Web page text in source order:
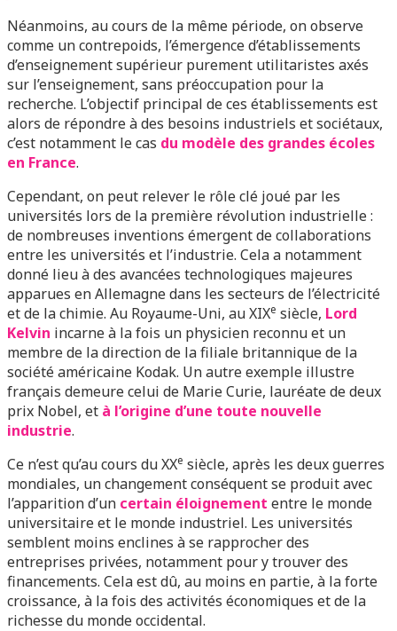
Néanmoins, au cours de la même période, on observe
comme un contrepoids, l’émergence d’établissements
d’enseignement supérieur purement utilitaristes axés
sur l’enseignement, sans préoccupation pour la
recherche. L’objectif principal de ces établissements est
alors de répondre à des besoins industriels et sociétaux,
c’est notamment le cas du modèle des grandes écoles
en France.
Cependant, on peut relever le rôle clé joué par les
universités lors de la première révolution industrielle :
de nombreuses inventions émergent de collaborations
entre les universités et l’industrie. Cela a notamment
donné lieu à des avancées technologiques majeures
apparues en Allemagne dans les secteurs de l’électricité
et de la chimie. Au Royaume-Uni, au XIXe siècle, Lord
Kelvin incarne à la fois un physicien reconnu et un
membre de la direction de la filiale britannique de la
société américaine Kodak. Un autre exemple illustre
français demeure celui de Marie Curie, lauréate de deux
prix Nobel, et à l’origine d’une toute nouvelle
industrie.
Ce n’est qu’au cours du XXe siècle, après les deux guerres
mondiales, un changement conséquent se produit avec
l’apparition d’un certain éloignement entre le monde
universitaire et le monde industriel. Les universités
semblent moins enclines à se rapprocher des
entreprises privées, notamment pour y trouver des
financements. Cela est dû, au moins en partie, à la forte
croissance, à la fois des activités économiques et de la
richesse du monde occidental.